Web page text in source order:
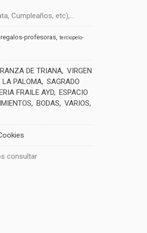
Cumpleaños, etc),...
regalos-profesoras terciopelo-
DE TRIANA VIRGEN
LA PALOMA SAGRADO
FRAILE AYD ESPACIO
BODAS
VARIOS
consultar